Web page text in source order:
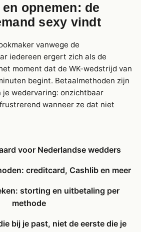
opnemen: de
sexy vindt
vanwege de
iedereen ergert zich als de
moment dat de WK-wedstrijd van
begint. Betaalmethoden zijn
wedervaring: onzichtbaar
wanneer ze dat niet
voor Nederlandse wedders
creditcard, Cashlib en meer
storting en uitbetaling per
methode
bij je past, niet de eerste die je